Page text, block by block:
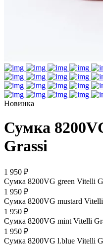
Новинка
Сумка
Grassi
1 950 ₽
Сумка 8200VG green Vitelli
1 950 ₽
Сумка 8200VG mustard Vitelli
1 950 ₽
Сумка 8200VG mint Vitelli
1 950 ₽
Сумка 8200VG l.blue Vitelli